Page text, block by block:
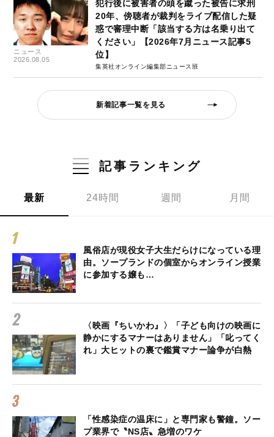
ニュース
2026.08.05
犯行後に被害者の頭を蹴った被告に求刑
20年、傍聴者が裁判をライブ配信した疑
惑で審理中断「該当する方は名乗り出て
ください」【2026年7月ニュース記事5
位】
集英社オンライン編集部ニュース班
新着記事一覧を見る
記事ランキング
最新 24時間 週間 月間
風俗店が現役女子大生だらけになっている理
由。ソープランドの個室からオンライン授業
に参加する嬢も…
〈映画『ちいかわ』〉「子ども向けの映画に
静かにするマナーはありません」「叱ってく
れ」大ヒットの裏で鑑賞マナー論争が白熱
「性感染症の温床に」と専門家も警鐘。ソー
プ業界で〝NS店〟急増のワケ